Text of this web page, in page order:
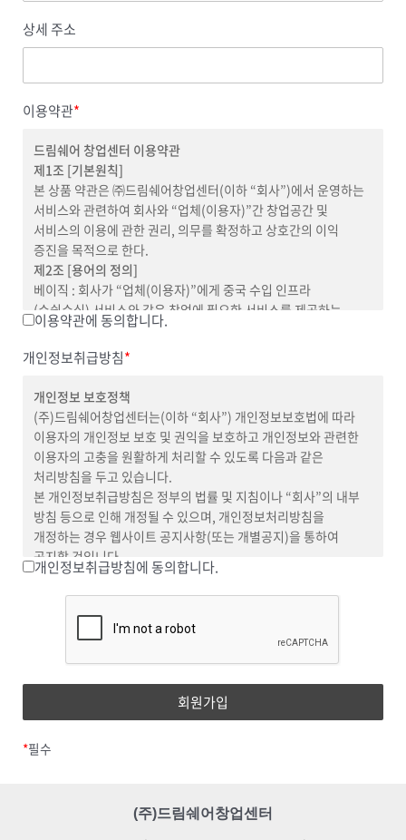
상세 주소
이용약관*
드림쉐어 창업센터 이용약관
제1조 [기본원칙]
본 상품 약관은 ㈜드림쉐어창업센터(이하 “회사”)에서 운영하는
서비스와 관련하여 회사와 “업체(이용자)”간 창업공간 및
서비스의 이용에 관한 권리, 의무를 확정하고 상호간의 이익
증진을 목적으로 한다.
제2조 [용어의 정의]
베이직 : 회사가 “업체(이용자)”에게 중국 수입 인프라
(수쉽수십) 서비스와 같은 창업에 필요한 서비스를 제공하는
서비스 상품
플러스 : 회사가 “업체(이용자)”에게
수입 인프라(수쉽수십) 서비스 등 창업에 필요한 서비스를
제공하는 서비스 상품
– ‘수쉽수십’ 서비스 이용시 서비스 이용에 따른 추가적인
비용이 발생할 수 있으며, ‘수쉽수십’ 이용 정책은 ‘수쉽수십’ 이용
정책을 따릅니다. 따라서 ‘수쉽수십’과 관련하여 “회사”는 일체의
책임을 지지 않습니다.
수쉽수십 서비스를 이용하기 위해서는 수쉽수십 사이트에
회원가입을 별도로 진행하여야 합니다. 수쉽수십 사이트 :
importdreamshare.kr
업체(이용자) : “베이직” 또는 “플러스” 상품을 이용하는 자
센터장 : “회사”로부터 사무 공간의 운영을 위탁 받은 자
회사가 지정한 전용계좌로 납입하는 금액으로 할인이 적용되지
가산금 : 납부 기한까지 내지 않은 경우, 본래의 금액에 일정한
비율로 덧붙여 매겨지는 금액
위약금 : “업체(이용자)” 사유로 중도해지 및 강제 퇴실로 인해
운영됨을 원칙으로 한다.
이용약관에 동의합니다.
개인정보취급방침*
개인정보 보호정책
(주)드림쉐어창업센터는(이하 “회사”) 개인정보보호법에 따라
이용자의 개인정보 보호 및 권익을 보호하고 개인정보와 관련한
이용자의 고충을 원활하게 처리할 수 있도록 다음과 같은
처리방침을 두고 있습니다.
본 개인정보취급방침은 정부의 법률 및 지침이나 “회사”의 내부
방침 등으로 인해 개정될 수 있으며, 개인정보처리방침을
개정하는 경우 웹사이트 공지사항(또는 개별공지)을 통하여
공지할 것입니다.
본 방침은 2022년 6월 6일부터 시행됩니다.
개인정보의 처리 목적
회사는 개인정보를 다음의 목적을 위해 처리합니다. 처리한
가. 홈페이지 회원가입 및 관리
회원 가입의사 확인, 회원제 서비스 제공에 따른 본인 식별·인증,
서비스 부정이용 방지, 만14세 미만 아동 개인정보 수집 시
나. 재화 또는 서비스 제공
서비스 제공, 콘텐츠 제공, 맞춤 서비스 제공, 본인인증, 요금결제·
개인정보취급방침에 동의합니다.
*필수
(주)드림쉐어창업센터